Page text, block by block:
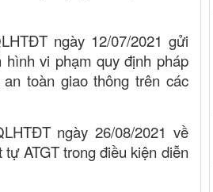
ngày 12/07/2021 gửi
vi phạm quy định pháp
toàn giao thông trên các
ngày 26/08/2021 về
ATGT trong điều kiện diễn